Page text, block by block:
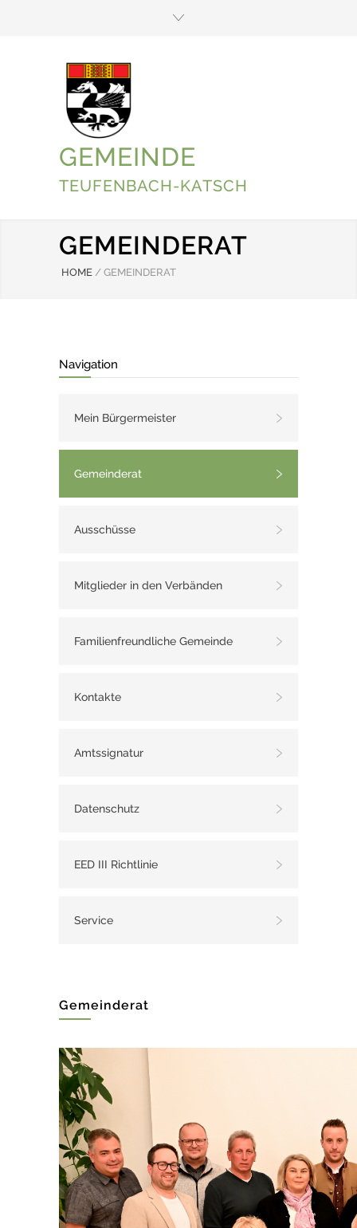
GEMEINDE
TEUFENBACH-KATSCH
GEMEINDERAT
HOME / GEMEINDERAT
Navigation
Mein Bürgermeister
Gemeinderat
Ausschüsse
Mitglieder in den Verbänden
Familienfreundliche Gemeinde
Kontakte
Amtssignatur
Datenschutz
EED III Richtlinie
Service
Gemeinderat